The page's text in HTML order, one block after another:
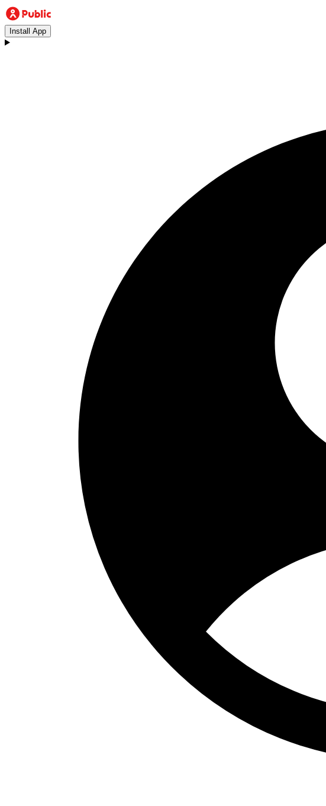
Install App